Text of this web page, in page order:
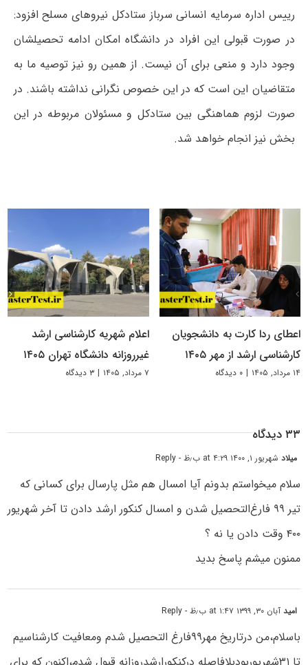
رییس اداره سرمایه انسانی سرباز ستادکل نیروهای مسلح افزود:
در صورت قبولی این افراد در دانشگاه امکان ادامه تحصیلشان
وجود دارد و منعی برای آن نیست. از همین رو نیز توصیه ما به
متقاضیان این است که در این خصوص نگرانی نداشته باشند. در
صورت لزوم هماهنگی بین ستادکل و مسئولان مربوطه در این
بخش نیز انجام خواهد شد.
اعطای ردا کارت به دانشجویان
کارشناسی ارشد از مهر ۱۴۰۵
۱۴ مرداد, ۱۴۰۵ | ۰ دیدگاه
اعلام شهریه کارشناسی ارشد
غیرروزانه دانشگاه تهران ۱۴۰۵
۷ مرداد, ۱۴۰۵ | ۳ دیدگاه
۳۳ دیدگاه
میلادشهریور ۱, ۱۴۰۰ at ۴:۲۹ ب٫ظ - Reply
سلام میخواستم بدونم آیا امسال هم مثل پارسال برای کسانی که
تیر ۹۹ فارغ‌التحصیل شدن و امسال کنکور ارشد دادن تا آخر شهریور
۴۰۰ وقت دادن یا نه ؟
ممنون میشم پاسخ بدید
امیدآبان ۳۰, ۱۳۹۹ at ۱:۴۷ ب٫ظ - Reply
باسلام،من درتاریخ مهر۹۹فارغ التحصیل شدم ومعافیت کارشناسیم